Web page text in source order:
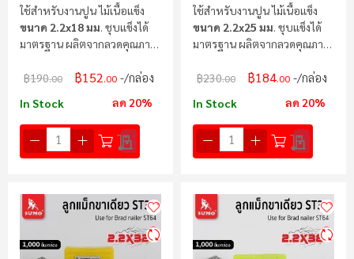
ใช้สำหรับงานปูน ไม้เนื้อแข็ง
ขนาด 2.2x18 มม. ชุบแข็งได้
มาตรฐาน ผลิตจากลวดคุณภาพ
฿190.00 ฿152.00 /กล่อง
In Stock ลด 20%
ใช้สำหรับงานปูน ไม้เนื้อแข็ง
ขนาด 2.2x25 มม. ชุบแข็งได้
มาตรฐาน ผลิตจากลวดคุณภาพ
฿230.00 ฿184.00 /กล่อง
In Stock ลด 20%